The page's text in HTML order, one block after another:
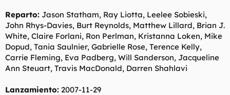
Reparto: Jason Statham, Ray Liotta, Leelee Sobieski,
John Rhys-Davies, Burt Reynolds, Matthew Lillard, Brian J.
White, Claire Forlani, Ron Perlman, Kristanna Loken, Mike
Dopud, Tania Saulnier, Gabrielle Rose, Terence Kelly,
Carrie Fleming, Eva Padberg, Will Sanderson, Jacqueline
Ann Steuart, Travis MacDonald, Darren Shahlavi
Lanzamiento: 2007-11-29